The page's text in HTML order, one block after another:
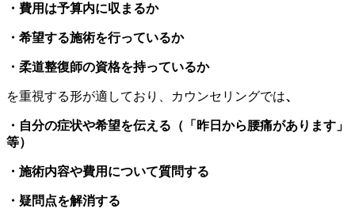
・費用は予算内に収まるか
・希望する施術を行っているか
・柔道整復師の資格を持っているか
を重視する形が適しており、カウンセリングでは、
・自分の症状や希望を伝える（「昨日から腰痛があります」
等）
・施術内容や費用について質問する
・疑問点を解消する